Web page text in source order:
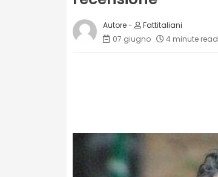
Fattitaliani
07 giugno
4 minute read